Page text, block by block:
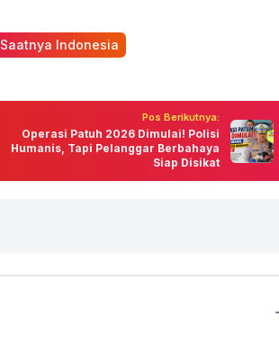
Saatnya Indonesia
Pos Berikutnya:
Operasi Patuh 2026 Dimulai! Polisi
Humanis, Tapi Pelanggar Berbahaya
Siap Disikat